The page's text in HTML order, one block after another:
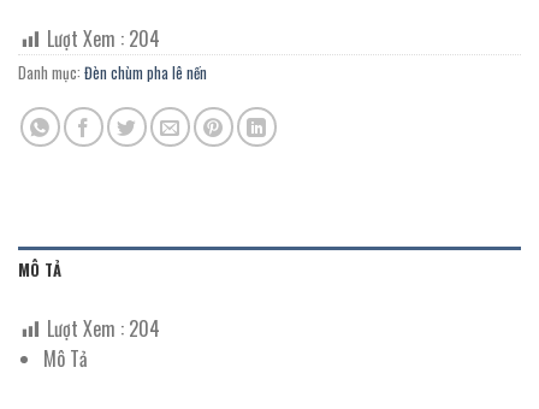
Lượt Xem : 204
Danh mục: Đèn chùm pha lê nến
MÔ TẢ
Lượt Xem : 204
Mô Tả